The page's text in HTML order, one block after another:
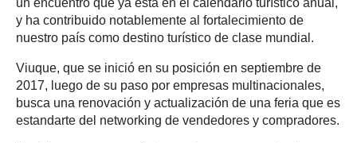
un encuentro que ya está en el calendario turístico anual,
y ha contribuido notablemente al fortalecimiento de
nuestro país como destino turístico de clase mundial.
Viuque, que se inició en su posición en septiembre de
2017, luego de su paso por empresas multinacionales,
busca una renovación y actualización de una feria que es
estandarte del networking de vendedores y compradores.